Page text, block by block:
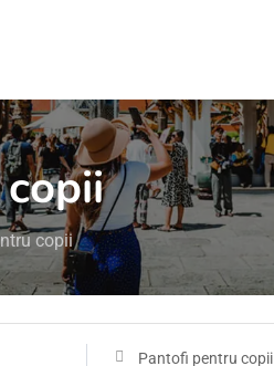
copii
Pantofi pentru copii